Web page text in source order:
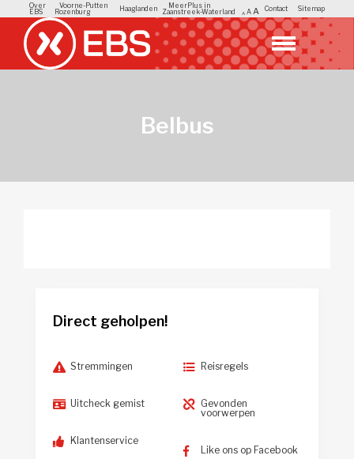
Over
EBS
Voorne-Putten
Rozenburg
Haaglanden
MeerPlus in
Zaanstreek-Waterland
A A A Contact Sitemap
Belbus
Direct geholpen!
Stremmingen
Uitcheck gemist
Klantenservice
Reisregels
Gevonden
voorwerpen
Like ons op Facebook